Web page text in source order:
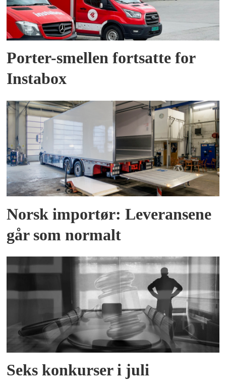
Porter-smellen fortsatte for
Instabox
Norsk importør: Leveransene
går som normalt
Seks konkurser i juli